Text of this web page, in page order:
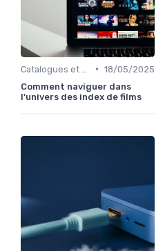
• 18/05/2025
Comment naviguer dans
l'univers des index de films